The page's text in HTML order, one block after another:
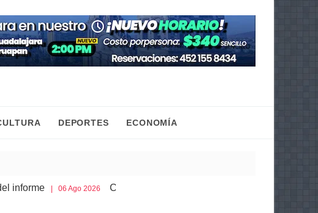
DEPORTES ECONOMÍA
| 06 Ago 2026 Cobaem ofrece bachillerato sabatino para mayores de